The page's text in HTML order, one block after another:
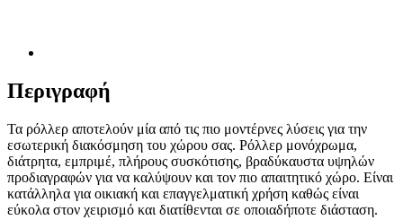
Περιγραφή
Τα ρόλλερ αποτελούν μία από τις πιο μοντέρνες λύσεις για την
εσωτερική διακόσμηση του χώρου σας. Ρόλλερ μονόχρωμα,
διάτρητα, εμπριμέ, πλήρους συσκότισης, βραδύκαυστα υψηλών
προδιαγραφών για να καλύψουν και τον πιο απαιτητικό χώρο. Είναι
κατάλληλα για οικιακή και επαγγελματική χρήση καθώς είναι
εύκολα στον χειρισμό και διατίθενται σε οποιαδήποτε διάσταση.